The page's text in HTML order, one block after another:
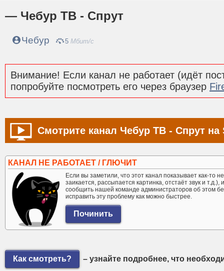
— Чебур ТВ - Спрут
Чебур 5 Мбит/с
Внимание! Если канал не работает (идёт
попробуйте посмотреть его через браузер
Смотрите канал Чебур ТВ - Спрут на
КАНАЛ НЕ РАБОТАЕТ / ГЛЮЧИТ
Если вы заметили, что этот канал показывает как-то
заикается, рассыпается картинка, отстаёт звук и
сообщить нашей команде администраторов об этом
исправить эту проблему как можно быстрее.
Как смотреть? – узнайте подробнее, что